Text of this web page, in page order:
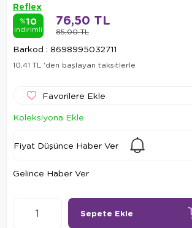
Reflex
%10
indirimli 85,00 TL
76,50 TL
Barkod : 8698995032711
10,41 TL 'den başlayan taksitlerle
Favorilere Ekle
Koleksiyona Ekle
Fiyat Düşünce Haber Ver
Gelince Haber Ver